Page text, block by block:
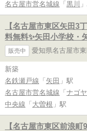
名古屋市営名城線 「 黒川
【名古屋市東区矢田3
料無料✨️矢田小学校・
販売中 愛知県名古屋市
新築
名鉄瀬戸線 「 矢田 」駅
名古屋市営名城線 「 ナゴ
中央線 「 大曽根 」駅
【名古屋市東区前浪